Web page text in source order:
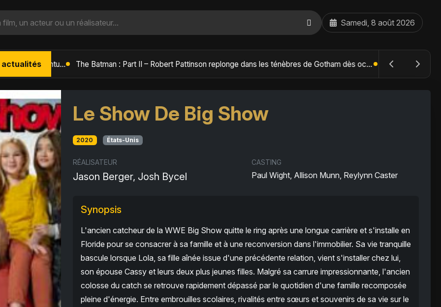
Samedi, 8 août 2026
actualités L'Âge de Glace : Le Réveil du Volcan – Manny, Sid et Diego de retour pour une aventure explosive The Batman : Part II – Robert Pattinson replonge dans les ténèbres de Gotham dès octobre 2027
Le Show De Big Show
2020 États-Unis
RÉALISATEUR
Jason Berger, Josh Bycel
CASTING
Paul Wight, Allison Munn, Reylynn Caster
Synopsis
L'ancien catcheur de la WWE Big Show quitte le ring après une longue carrière et s'installe en
Floride pour se consacrer à sa famille et à une reconversion dans l'immobilier. Sa vie tranquille
bascule lorsque Lola, sa fille aînée issue d'une précédente relation, vient s'installer chez lui,
son épouse Cassy et leurs deux plus jeunes filles. Malgré sa carrure impressionnante, l'ancien
colosse du catch se retrouve rapidement dépassé par le quotidien d'une famille recomposée
pleine d'énergie. Entre embrouilles scolaires, rivalités entre sœurs et souvenirs de sa vie sur le